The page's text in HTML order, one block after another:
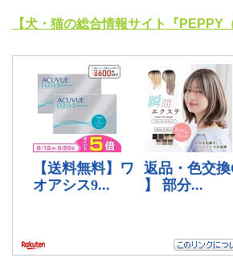
【犬・猫の総合情報サイト『PEPPY